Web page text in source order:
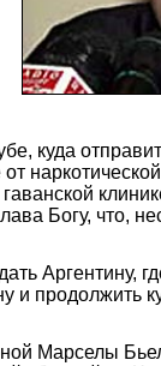
куда
Богу, что,
Аргентину,
продолжить
Марселы